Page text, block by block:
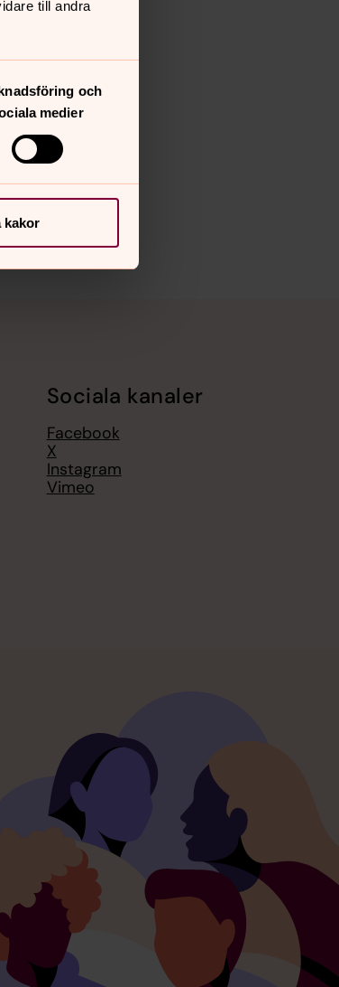
till andra
och
medier
kakor
Sociala kanaler
Facebook
X
Instagram
Vimeo